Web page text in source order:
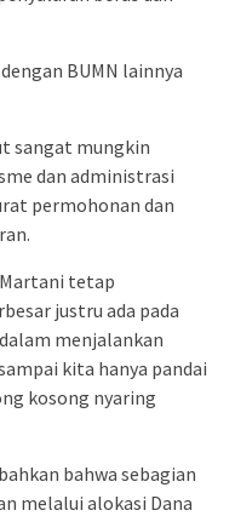
BUMN lainnya
sangat mungkin
dan administrasi
permohonan dan
tetap
justru ada pada
menjalankan
kita hanya pandai
kosong nyaring
bahwa sebagian
melalui alokasi Dana